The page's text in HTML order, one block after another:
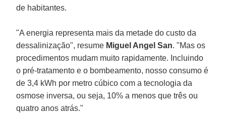
de habitantes.
"A energia representa mais da metade do custo da
dessalinização", resume Miguel Angel San. "Mas os
procedimentos mudam muito rapidamente. Incluindo
o pré-tratamento e o bombeamento, nosso consumo é
de 3,4 kWh por metro cúbico com a tecnologia da
osmose inversa, ou seja, 10% a menos que três ou
quatro anos atrás."